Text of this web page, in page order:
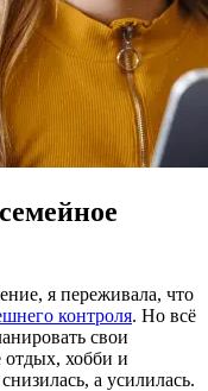
я переживала, что
контроля. Но всё
свои
отдых, хобби и
а усилилась.